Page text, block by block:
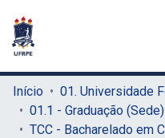
Início
01.1 - Graduação (Sede)